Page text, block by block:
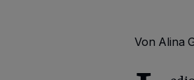
Von Alina